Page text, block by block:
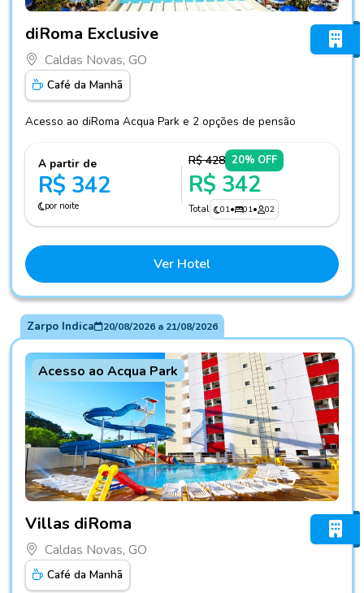
diRoma Exclusive
Caldas Novas, GO
Café da Manhã
Acesso ao diRoma Acqua Park e 2 opções de pensão
A partir de
R$ 342
por noite
R$ 428 20% OFF
R$ 342
Total 01• 01• 02
Ver Hotel
Zarpo Indica 20/08/2026a 21/08/2026
Acesso ao Acqua Park
Villas diRoma
Caldas Novas, GO
Café da Manhã